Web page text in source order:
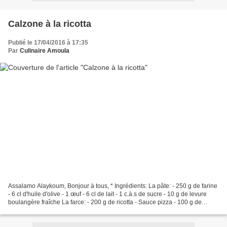
Calzone à la ricotta
Publié le 17/04/2016 à 17:35
Par Culinaire Amoula
Assalamo Alaykoum, Bonjour à tous, * Ingrédients: La pâte: - 250 g de farine
- 6 cl d'huile d'olive - 1 œuf - 6 cl de lait - 1 c.à.s de sucre - 10 g de levure
boulangère fraîche La farce: - 200 g de ricotta - Sauce pizza - 100 g de